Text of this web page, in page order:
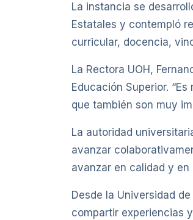
La instancia se
Estatales y contempló
curricular, docencia,
La Rectora UOH,
Educación Superior.
que también son muy
La autoridad
avanzar
avanzar en calidad y
Desde la Universidad
compartir experiencias